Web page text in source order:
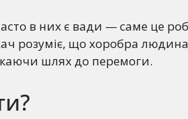
в них є вади — саме це
розуміє, що хоробра
шлях до перемоги.